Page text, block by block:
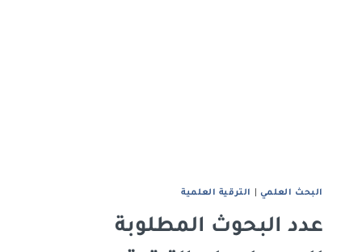
البحث العلمي الترقية العلمية
عدد البحوث المطلوبة